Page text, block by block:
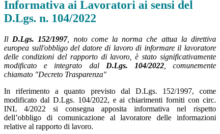
Informativa ai Lavoratori ai sensi del
D.Lgs. n. 104/2022
Il D.Lgs. 152/1997, noto come la norma che attua la direttiva
europea sull'obbligo del datore di lavoro di informare il lavoratore
delle condizioni del rapporto di lavoro, è stato significativamente
modificato e integrato dal D.Lgs. 104/2022, comunemente
chiamato "Decreto Trasparenza"
In riferimento a quanto previsto dal D.Lgs. 152/1997, come
modificato dal D.Lgs. 104/2022, e ai chiarimenti forniti con circ.
INL 4/2022 si consegna apposita informativa nel rispetto
dell’obbligo di comunicazione al lavoratore delle informazioni
relative al rapporto di lavoro.